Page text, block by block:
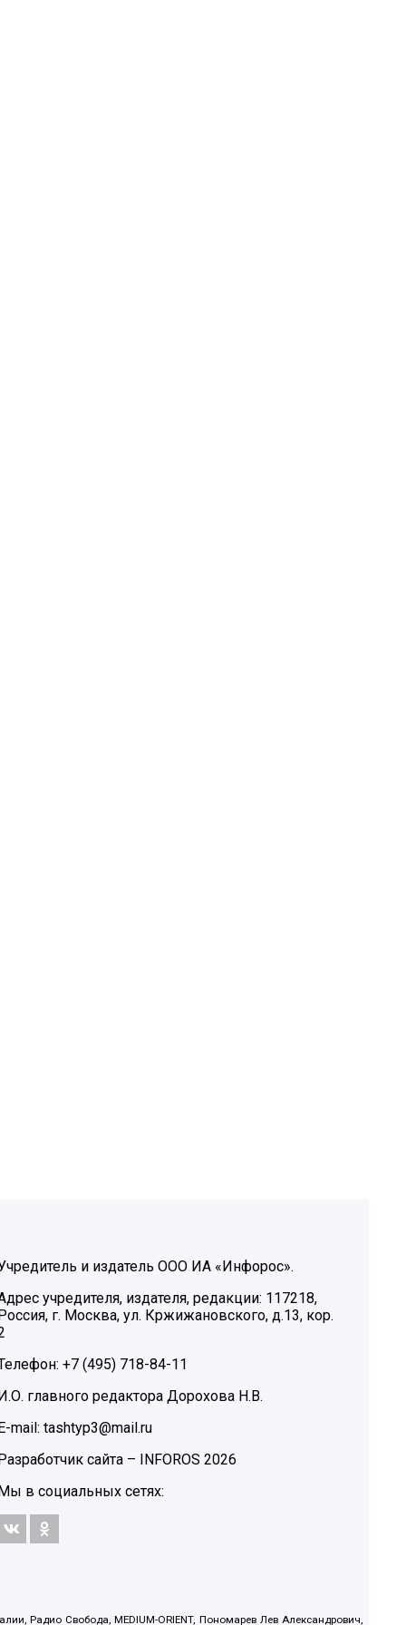
и издатель ООО ИА «Инфорос».
учредителя, издателя, редакции: 117218,
г. Москва, ул. Кржижановского, д.13, кор.
+7 (495) 718-84-11
главного редактора Дорохова Н.В.
mail: tashtyp3@mail.ru
сайта –
INFOROS 2026
в социальных сетях:
Радио Свобода, MEDIUM-ORIENT, Пономарев Лев Александрович,